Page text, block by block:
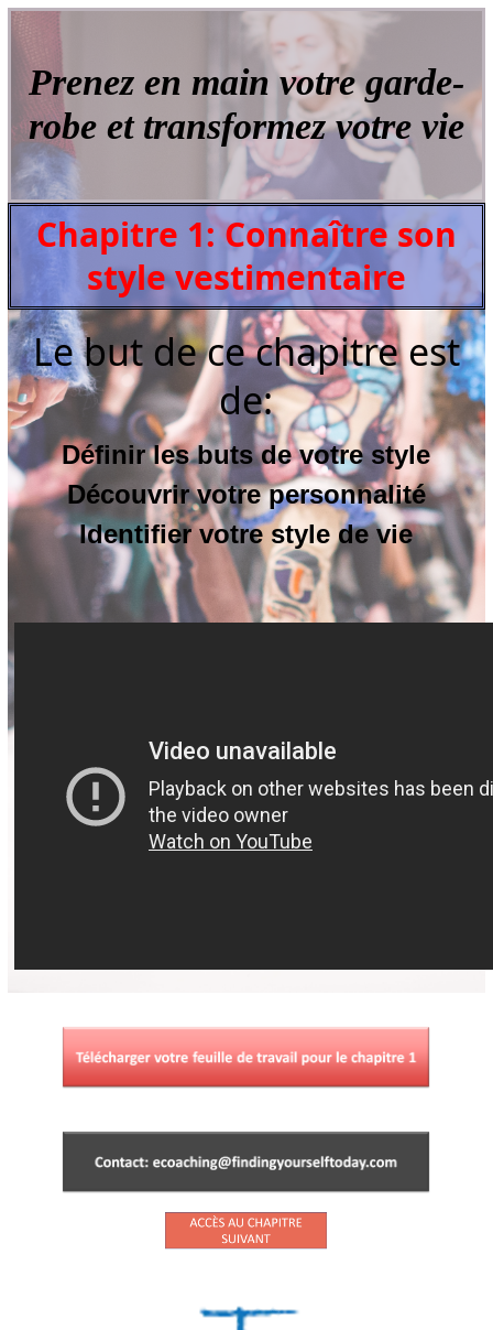
Prenez en main votre garde-
robe et transformez votre vie
Chapitre 1: Connaître son
style vestimentaire
Le but de ce chapitre est
de:
Définir les buts de votre style
Découvrir votre personnalité
Identifier votre style de vie